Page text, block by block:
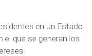
en un Estado
el que se generan los